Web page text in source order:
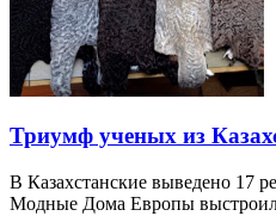
Триумф ученых из
В Казахстанские выведено 17
Модные Дома Европы